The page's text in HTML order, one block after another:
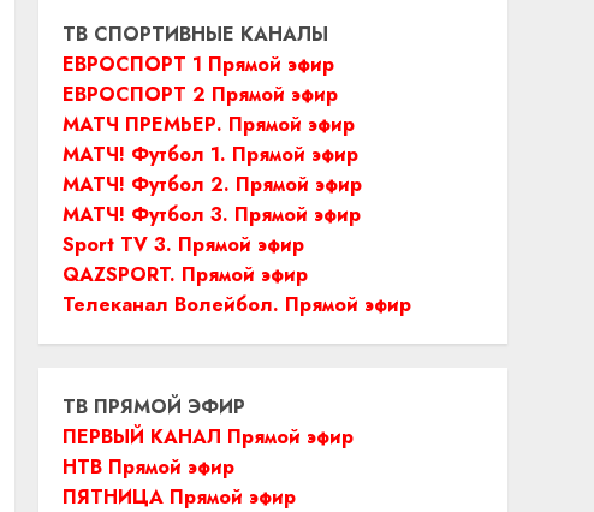
ТВ СПОРТИВНЫЕ КАНАЛЫ
ЕВРОСПОРТ 1 Прямой эфир
ЕВРОСПОРТ 2 Прямой эфир
МАТЧ ПРЕМЬЕР. Прямой эфир
МАТЧ! Футбол 1. Прямой эфир
МАТЧ! Футбол 2. Прямой эфир
МАТЧ! Футбол 3. Прямой эфир
Sport TV 3. Прямой эфир
QAZSPORT. Прямой эфир
Телеканал Волейбол. Прямой эфир
ТВ ПРЯМОЙ ЭФИР
ПЕРВЫЙ КАНАЛ Прямой эфир
НТВ Прямой эфир
ПЯТНИЦА Прямой эфир